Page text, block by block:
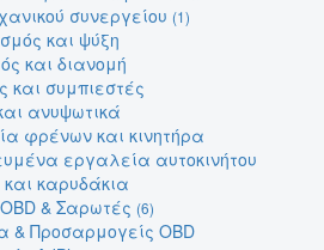
συνεργείου (1)
και ψύξη
και διανομή
και συμπιεστές
ανυψωτικά
φρένων και κινητήρα
εργαλεία αυτοκινήτου
και καρυδάκια
& Σαρωτές (6)
& Προσαρμογείς OBD